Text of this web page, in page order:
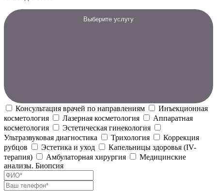
Выберите услугу
Консультация врачей по направлениям
Инъекционная
косметология
Лазерная косметология
Аппаратная
косметология
Эстетическая гинекология
Ультразвуковая диагностика
Трихология
Коррекция
рубцов
Эстетика и уход
Капельницы здоровья (IV-
терапия)
Амбулаторная хирургия
Медицинские
анализы. Биопсия